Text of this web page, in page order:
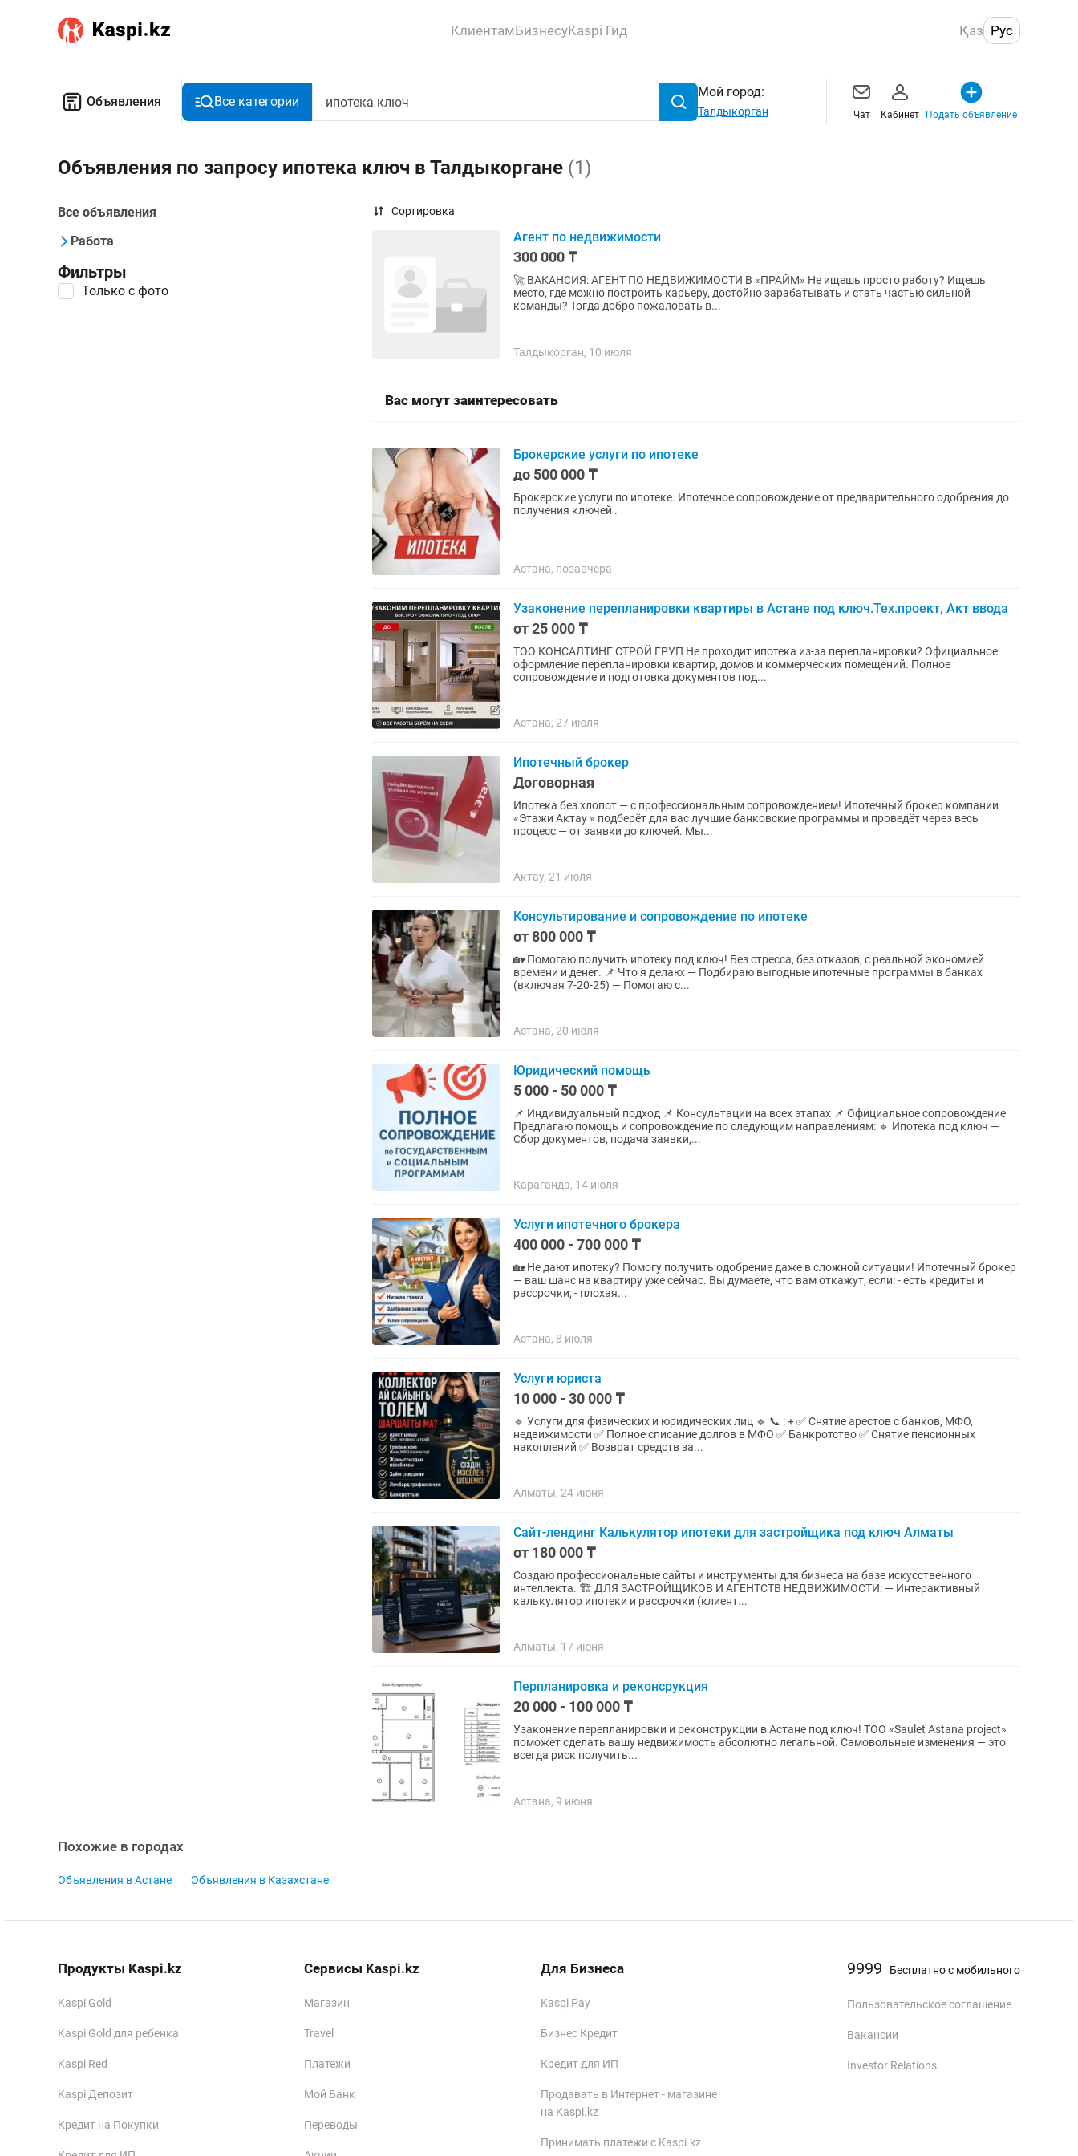
КлиентамБизнесуKaspi Гид Қаз Рус
Объявления Все категории
Мой город:
Талдыкорган Чат Кабинет Подать объявление
Объявления по запросу ипотека ключ в Талдыкоргане (1)
Все объявления
Работа
Фильтры
Только с фото
Сортировка
Агент по недвижимости
300 000 ₸
🚀 ВАКАНСИЯ: АГЕНТ ПО НЕДВИЖИМОСТИ В «ПРАЙМ» Не ищешь просто работу? Ищешь
место, где можно построить карьеру, достойно зарабатывать и стать частью сильной
команды? Тогда добро пожаловать в...
Талдыкорган, 10 июля
Вас могут заинтересовать
Брокерские услуги по ипотеке
до 500 000 ₸
Брокерские услуги по ипотеке. Ипотечное сопровождение от предварительного одобрения до
получения ключей .
Астана, позавчера
Узаконение перепланировки квартиры в Астане под ключ.Тех.проект, Акт ввода
от 25 000 ₸
ТОО КОНСАЛТИНГ СТРОЙ ГРУП Не проходит ипотека из-за перепланировки? Официальное
оформление перепланировки квартир, домов и коммерческих помещений. Полное
сопровождение и подготовка документов под...
Астана, 27 июля
Ипотечный брокер
Договорная
Ипотека без хлопот — с профессиональным сопровождением! Ипотечный брокер компании
«Этажи Актау » подберёт для вас лучшие банковские программы и проведёт через весь
процесс — от заявки до ключей. Мы...
Актау, 21 июля
Консультирование и сопровождение по ипотеке
от 800 000 ₸
🏡 Помогаю получить ипотеку под ключ! Без стресса, без отказов, с реальной экономией
времени и денег. 📌 Что я делаю: — Подбираю выгодные ипотечные программы в банках
(включая 7-20-25) — Помогаю с...
Астана, 20 июля
Юридический помощь
5 000 - 50 000 ₸
📌 Индивидуальный подход 📌 Консультации на всех этапах 📌 Официальное сопровождение
Предлагаю помощь и сопровождение по следующим направлениям: 🔹 Ипотека под ключ —
Сбор документов, подача заявки,...
Караганда, 14 июля
Услуги ипотечного брокера
400 000 - 700 000 ₸
🏡 Не дают ипотеку? Помогу получить одобрение даже в сложной ситуации! Ипотечный брокер
— ваш шанс на квартиру уже сейчас. Вы думаете, что вам откажут, если: - есть кредиты и
рассрочки; - плохая...
Астана, 8 июля
Услуги юриста
10 000 - 30 000 ₸
🔹 Услуги для физических и юридических лиц 🔹 📞 : + ✅ Снятие арестов с банков, МФО,
недвижимости ✅ Полное списание долгов в МФО ✅ Банкротство ✅ Снятие пенсионных
накоплений ✅ Возврат средств за...
Алматы, 24 июня
Сайт-лендинг Калькулятор ипотеки для застройщика под ключ Алматы
от 180 000 ₸
Создаю профессиональные сайты и инструменты для бизнеса на базе искусственного
интеллекта. 🏗️ ДЛЯ ЗАСТРОЙЩИКОВ И АГЕНТСТВ НЕДВИЖИМОСТИ: — Интерактивный
калькулятор ипотеки и рассрочки (клиент...
Алматы, 17 июня
Перпланировка и реконсрукция
20 000 - 100 000 ₸
Узаконение перепланировки и реконструкции в Астане под ключ! ТОО «Saulet Astana project»
поможет сделать вашу недвижимость абсолютно легальной. Самовольные изменения — это
всегда риск получить...
Астана, 9 июня
Похожие в городах
Объявления в Астане Объявления в Казахстане
Продукты Kaspi.kz
Kaspi Gold
Kaspi Gold для ребенка
Kaspi Red
Kaspi Депозит
Кредит на Покупки
Сервисы Kaspi.kz
Магазин
Travel
Платежи
Мой Банк
Переводы
Для Бизнеса
Kaspi Pay
Бизнес Кредит
Кредит для ИП
Продавать в Интернет - магазине
на Kaspi.kz
Принимать платежи с Kaspi.kz
9999 Бесплатно с мобильного
Пользовательское соглашение
Вакансии
Investor Relations